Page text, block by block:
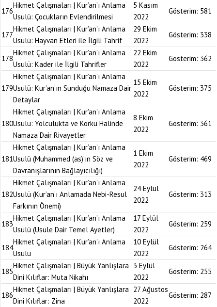
176
Hikmet Çalışmaları | Kur’an’ı Anlama
Usulü: Çocukların Evlendirilmesi
5 Kasım
2022
Gösterim: 581
177
Hikmet Çalışmaları | Kur’an’ı Anlama
Usulü: Hayvan Etleri ile İlgili Tahrif
29 Ekim
2022
Gösterim: 338
178
Hikmet Çalışmaları | Kur’an’ı Anlama
Usulü: Kader ile İlgili Tahrifler
22 Ekim
2022
Gösterim: 362
179
Hikmet Çalışmaları | Kur’an’ı Anlama
Usulü: Kur’an’ın Sunduğu Namaza Dair
Detaylar
15 Ekim
2022
Gösterim: 375
180
Hikmet Çalışmaları | Kur’an’ı Anlama
Usulü: Yolculukta ve Korku Halinde
Namaza Dair Rivayetler
8 Ekim
2022
Gösterim: 361
181
Hikmet Çalışmaları | Kur’an’ı Anlama
Usulü (Muhammed (as)’ın Söz ve
Davranışlarının Bağlayıcılığı)
1 Ekim
2022
Gösterim: 469
182
Hikmet Çalışmaları | Kur’an’ı Anlama
Usulü (Kur’an’ı Anlamada Nebi-Resul
Farkının Önemi)
24 Eylül
2022
Gösterim: 313
183
Hikmet Çalışmaları | Kur’an’ı Anlama
Usulü (Usule Dair Temel Ayetler)
17 Eylül
2022
Gösterim: 259
184
Hikmet Çalışmaları | Kur’an’ı Anlama
Usulü
10 Eylül
2022
Gösterim: 264
185
Hikmet Çalışmaları | Büyük Yanlışlara
Dini Kılıflar: Muta Nikahı
3 Eylül
2022
Gösterim: 255
186
Hikmet Çalışmaları | Büyük Yanlışlara
Dini Kılıflar: Zina
27 Ağustos
2022
Gösterim: 287